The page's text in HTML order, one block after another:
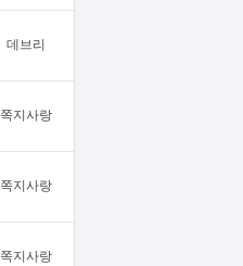
데브리
쪽지사랑
쪽지사랑
쪽지사랑